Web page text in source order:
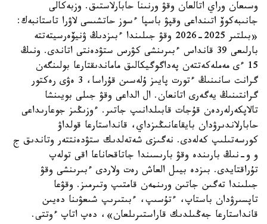
وسىعان وراي اتالعان وقۋ ورنىنا حابارلاستىق. وزبەكالى
جانىبەكوۆ اتىنداعى وقپۋ باسپا ءسوز حاتشىسى لاۋرا تاستانبەك:
«بىلتىر 2025-2026 وقۋ جىلىندا ءبىزدىڭ ۋنيۆەرسيتەتتە
بارلىعى 39 قانداس ءبىرىنشى كۋرس ستۋدەنتى اتاندى. ونىڭ
15 ءى مەملەكەتتەن پەداگوگيكالىق ماماندىقتارعا بولىنگەن
گرانت سانىنىڭ ءتورت پايىز ۇلەسىن قۇراسا، 3 ەۋى رەكتور
گرانتىنىڭ يەگەرى اتانعان. ال الداعى وقۋ جىلى بويىنشا
تالاپكەرلەردەن قۇجات قابىلدانىپ جاتىر. ءوزىڭىز جوعارىداعى
حابارلاندىرۋدان بايقاعانىڭىزداي، قانداستارعا قولداۋ
كورسەتىلىپ كەلەدى. نەگىزى شەتەلدىك ستۋدەنتتەر وتاندىق ج
و و-نىڭ بارىندە وقۋ بارىسىندا جاتاقحاناعا اقى تولەپ
تۇراقتايدى. بىزدە بيىل العاش رەت ولاردى ءبىرىنشى وقۋ
جىلىندا تەگىن جاتىن ورىنمەن قامتىپ وتىرمىز. وقۋعا
تاپسىرۋدان باستاپ، ءتۇسىپ، ءبىتىرىپ شىعۋىنا دەيىن
قانداستارعا جەڭىلدىك قاراستىرىلعان»، دەپ اتاپ ءوتتى.